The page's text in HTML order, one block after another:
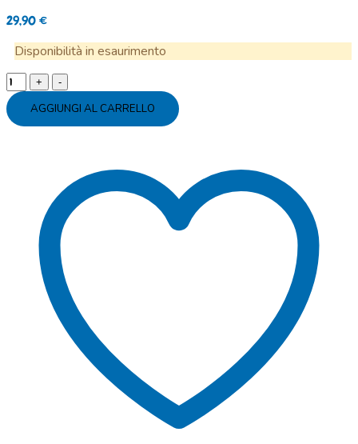
29,90€
Disponibilità in esaurimento
Kit
party
piratiAGGIUNGI AL CARRELLO